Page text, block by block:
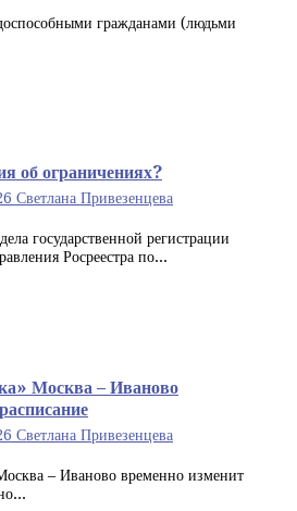
гражданами (людьми
об ограничениях?
Светлана Привезенцева
государственной регистрации
Росреестра по...
Москва – Иваново
Светлана Привезенцева
– Иваново временно изменит